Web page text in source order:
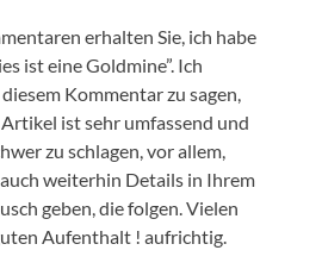
erhalten Sie, ich habe
ist eine Goldmine”. Ich
Kommentar zu sagen,
ist sehr umfassend und
zu schlagen, vor allem,
weiterhin Details in Ihrem
geben, die folgen. Vielen
Aufenthalt ! aufrichtig.